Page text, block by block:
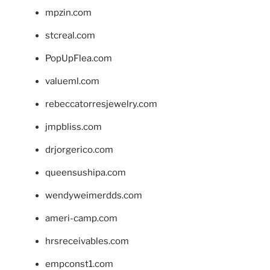
mpzin.com
stcreal.com
PopUpFlea.com
valueml.com
rebeccatorresjewelry.com
jmpbliss.com
drjorgerico.com
queensushipa.com
wendyweimerdds.com
ameri-camp.com
hrsreceivables.com
empconst1.com